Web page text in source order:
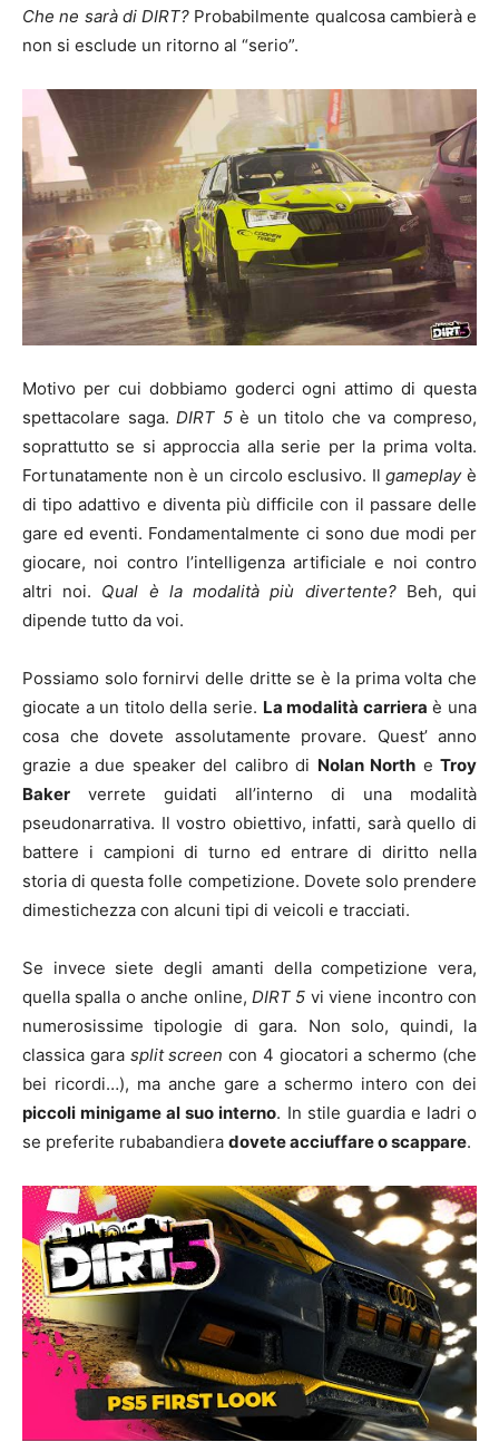
Che ne sarà di DIRT? Probabilmente qualcosa cambierà e
non si esclude un ritorno al “serio”.
Motivo per cui dobbiamo goderci ogni attimo di questa
spettacolare saga.DIRT 5è un titolo che va compreso,
soprattutto se si approccia alla serie per la prima volta.
Fortunatamente non è un circolo esclusivo. Ilgameplayè
di tipo adattivo e diventa più difficile con il passare delle
gare ed eventi. Fondamentalmente ci sono due modi per
giocare, noi contro l’intelligenza artificiale e noi contro
altri noi. Qual è la modalità più divertente?Beh, qui
dipende tutto da voi.
Possiamo solo fornirvi delle dritte se è la prima volta che
giocate a un titolo della serie. La modalità carriera è una
cosa che dovete assolutamente provare. Quest’ anno
grazie a due speaker del calibro di Nolan North e Troy
Baker verrete guidati all’interno di una modalità
pseudonarrativa. Il vostro obiettivo, infatti, sarà quello di
battere i campioni di turno ed entrare di diritto nella
storia di questa folle competizione. Dovete solo prendere
dimestichezza con alcuni tipi di veicoli e tracciati.
Se invece siete degli amanti della competizione vera,
quella spalla o anche online, DIRT 5 vi viene incontro con
numerosissime tipologie di gara. Non solo, quindi, la
classica gara split screen con 4 giocatori a schermo (che
bei ricordi…), ma anche gare a schermo intero con dei
piccoli minigame al suo interno. In stile guardia e ladri o
se preferite rubabandiera dovete acciuffare o scappare.